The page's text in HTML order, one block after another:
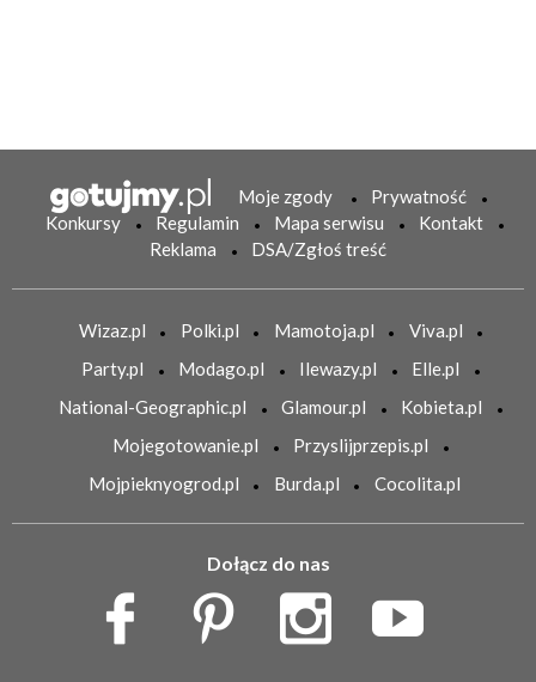
Moje zgody
Prywatność
Konkursy
Regulamin Mapa serwisu
Kontakt
Reklama
DSA/Zgłoś treść
Wizaz.pl Polki.pl Mamotoja.pl
Viva.pl
Party.pl
Modago.pl Ilewazy.pl
Elle.pl
National-Geographic.pl
Glamour.pl
Kobieta.pl
Mojegotowanie.pl
Przyslijprzepis.pl
Mojpieknyogrod.pl
Burda.pl Cocolita.pl
Dołącz do nas